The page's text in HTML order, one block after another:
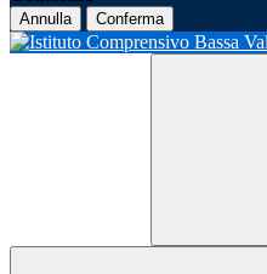
Annulla Conferma